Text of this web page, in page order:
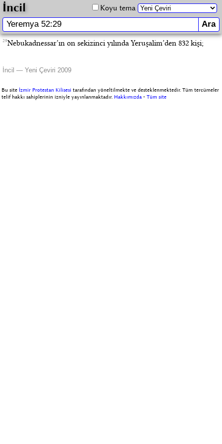
İncil Koyu tema
29Nebukadnessar’ın on sekizinci yılında Yeruşalim’den 832 kişi;
İncil — Yeni Çeviri 2009
Bu site İzmir Protestan Kilisesi tarafından yöneltilmekte ve desteklenmektedir. Tüm tercümeler
telif hakkı sahiplerinin izniyle yayınlanmaktadır. Hakkımızda -Tüm site